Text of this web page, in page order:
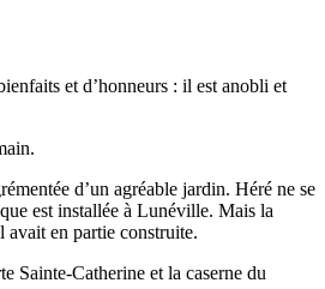
et d’honneurs : il est anobli et
d’un agréable jardin. Héré ne se
est installée à Lunéville. Mais la
avait en partie construite.
Sainte-Catherine et la caserne du